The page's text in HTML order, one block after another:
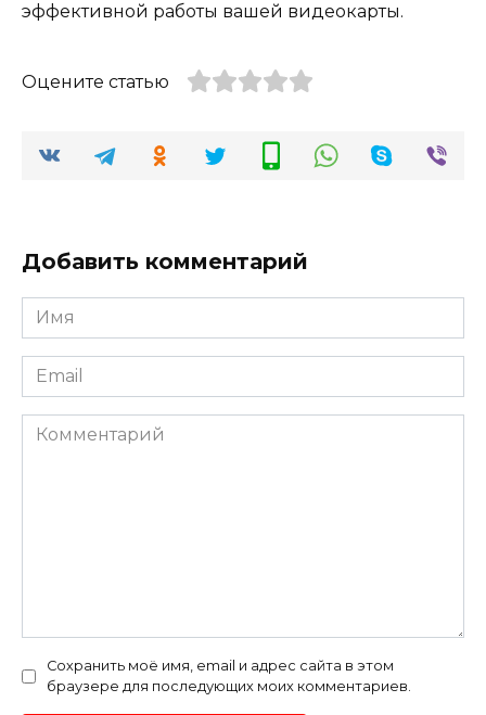
эффективной работы вашей видеокарты.
Оцените статью
Добавить комментарий
Имя
*
Email
*
Комментарий
Сохранить моё имя, email и адрес сайта в этом
браузере для последующих моих комментариев.